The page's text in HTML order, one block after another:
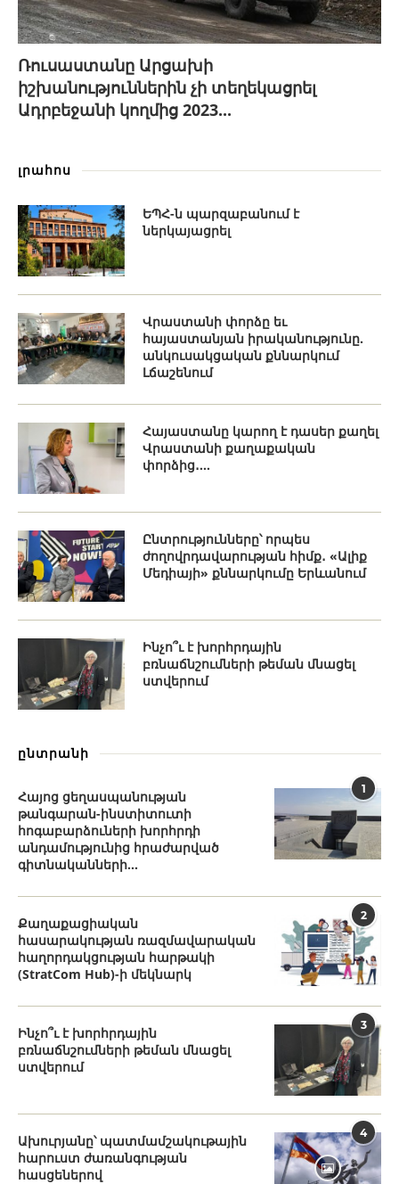
Ռուսաստանը Արցախի
իշխանություններին չի տեղեկացրել
Ադրբեջանի կողմից 2023...
լրահոս
ԵՊՀ-ն պարզաբանում է
ներկայացրել
Վրաստանի փորձը եւ
հայաստանյան իրականությունը.
անկուսակցական քննարկում
Լճաշենում
Հայաստանը կարող է դասեր քաղել
Վրաստանի քաղաքական
փորձից․...
Ընտրությունները՝ որպես
ժողովրդավարության հիմք․ «Ալիք
Մեդիայի» քննարկումը Երևանում
Ինչո՞ւ է խորհրդային
բռնաճնշումների թեման մնացել
ստվերում
ընտրանի
1
Հայոց ցեղասպանության
թանգարան-ինստիտուտի
հոգաբարձուների խորհրդի
անդամությունից հրաժարված
գիտնականների...
2
Քաղաքացիական
հասարակության ռազմավարական
հաղորդակցության հարթակի
(StratCom Hub)-ի մեկնարկ
3
Ինչո՞ւ է խորհրդային
բռնաճնշումների թեման մնացել
ստվերում
4
Ախուրյանը՝ պատմամշակութային
հարուստ ժառանգության
հասցեներով